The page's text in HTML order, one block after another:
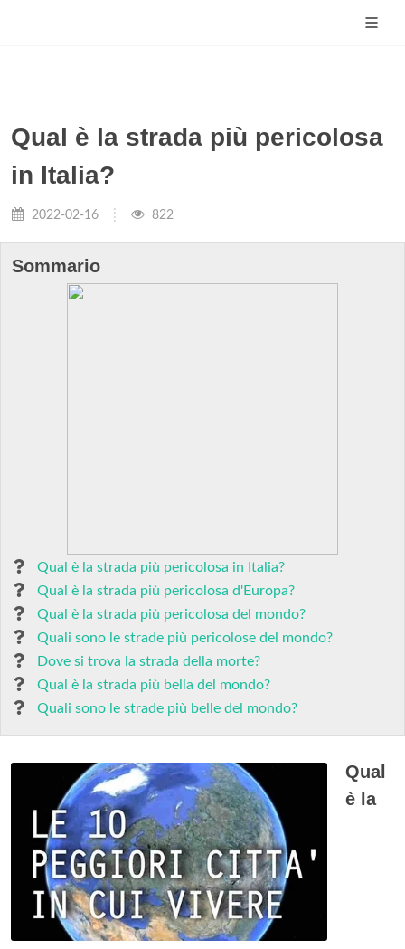
Qual è la strada più pericolosa
in Italia?
2022-02-16 822
Sommario
Qual è la strada più pericolosa in Italia?
Qual è la strada più pericolosa d'Europa?
Qual è la strada più pericolosa del mondo?
Quali sono le strade più pericolose del mondo?
Dove si trova la strada della morte?
Qual è la strada più bella del mondo?
Quali sono le strade più belle del mondo?
Qual
è la